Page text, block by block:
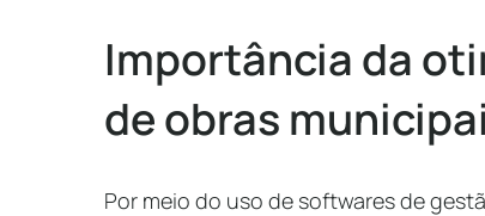
Importância da
de obras
Por meio do uso de softwares de